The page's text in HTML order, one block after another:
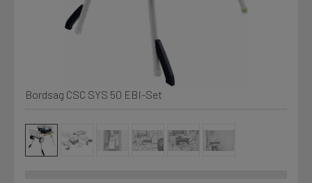
Kjemi, vindsperre og branntetting
Prislister
Firmainformasjon
Bordsag CSC SYS 50 EBI-Set